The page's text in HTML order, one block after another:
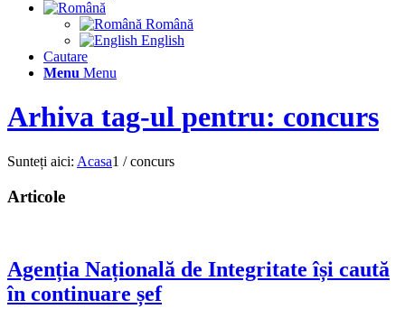
Română
English
Cautare
Menu Menu
Arhiva tag-ul pentru: concurs
Sunteți aici: Acasa1 / concurs
Articole
Agenția Națională de Integritate își caută
în continuare șef